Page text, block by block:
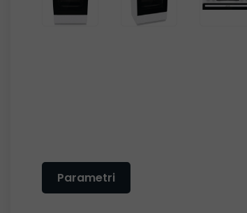
Parametri